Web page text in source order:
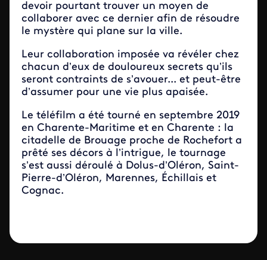
devoir pourtant trouver un moyen de
collaborer avec ce dernier afin de résoudre
le mystère qui plane sur la ville.
Leur collaboration imposée va révéler chez
chacun d’eux de douloureux secrets qu’ils
seront contraints de s’avouer... et peut-être
d’assumer pour une vie plus apaisée.
Le téléfilm a été tourné en septembre 2019
en Charente-Maritime et en Charente : la
citadelle de Brouage proche de Rochefort a
prêté ses décors à l’intrigue, le tournage
s’est aussi déroulé à Dolus-d’Oléron, Saint-
Pierre-d’Oléron, Marennes, Échillais et
Cognac.